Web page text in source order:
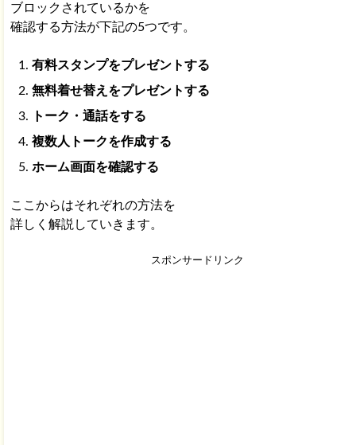
LINE グループに友だちを招待する簡単な方法はな
か？
ブロックされているかを
確認する方法が下記の5つです。
有料スタンプをプレゼントする
無料着せ替えをプレゼントする
トーク・通話をする
複数人トークを作成する
ホーム画面を確認する
ここからはそれぞれの方法を
詳しく解説していきます。
スポンサードリンク